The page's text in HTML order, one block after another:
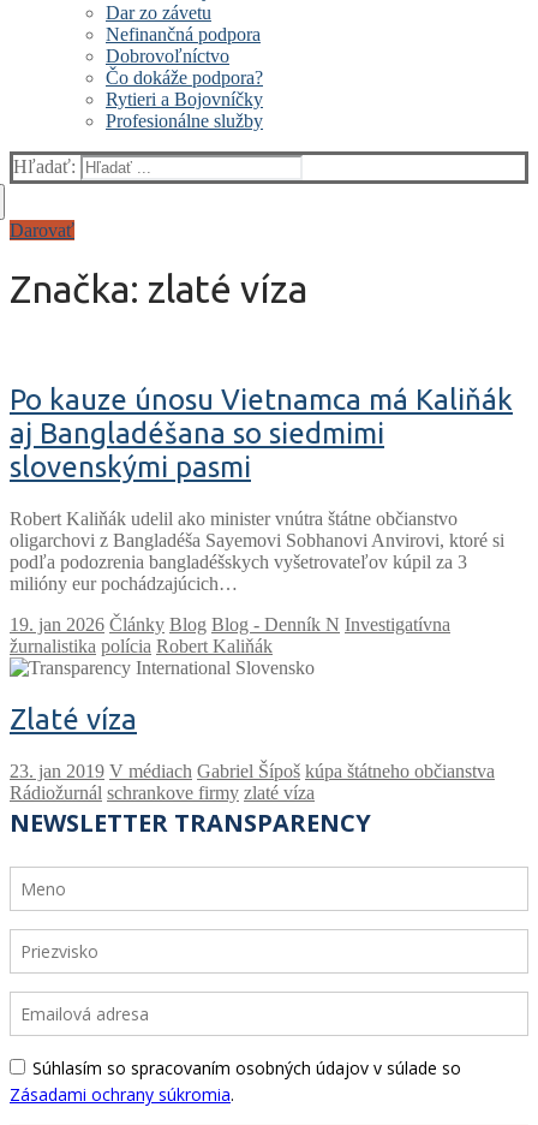
Dar zo závetu
Nefinančná podpora
Dobrovoľníctvo
Čo dokáže podpora?
Rytieri a Bojovníčky
Profesionálne služby
Hľadať:
Darovať
Značka: zlaté víza
Po kauze únosu Vietnamca má Kaliňák
aj Bangladéšana so siedmimi
slovenskými pasmi
Robert Kaliňák udelil ako minister vnútra štátne občianstvo
oligarchovi z Bangladéša Sayemovi Sobhanovi Anvirovi, ktoré si
podľa podozrenia bangladéšskych vyšetrovateľov kúpil za 3
milióny eur pochádzajúcich…
Články Blog Blog - Denník N Investigatívna
žurnalistika polícia Robert Kaliňák
Zlaté víza
V médiach Gabriel Šípoš kúpa štátneho občianstva
Rádiožurnál schrankove firmy zlaté víza